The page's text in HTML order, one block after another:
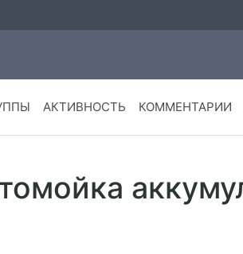
АКТИВНОСТЬ КОММЕНТАРИИ